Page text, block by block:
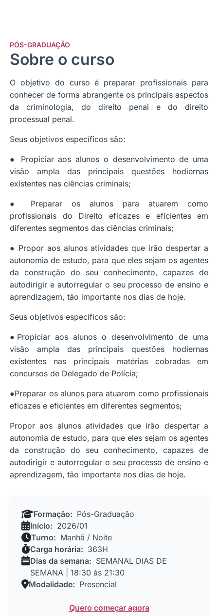
PÓS-GRADUAÇÃO
Sobre o curso
O objetivo do curso é preparar profissionais para
conhecer de forma abrangente os principais aspectos
da criminologia, do direito penal e do direito
processual penal.
Seus objetivos específicos são:
● Propiciar aos alunos o desenvolvimento de uma
visão ampla das principais questões hodiernas
existentes nas ciências criminais;
● Preparar os alunos para atuarem como
profissionais do Direito eficazes e eficientes em
diferentes segmentos das ciências criminais;
● Propor aos alunos atividades que irão despertar a
autonomia de estudo, para que eles sejam os agentes
da construção do seu conhecimento, capazes de
autodirigir e autorregular o seu processo de ensino e
aprendizagem, tão importante nos dias de hoje.
Seus objetivos específicos são:
●Propiciar aos alunos o desenvolvimento de uma
visão ampla das principais questões hodiernas
existentes nas principais matérias cobradas em
concursos de Delegado de Polícia;
●Preparar os alunos para atuarem como profissionais
eficazes e eficientes em diferentes segmentos;
Propor aos alunos atividades que irão despertar a
autonomia de estudo, para que eles sejam os agentes
da construção do seu conhecimento, capazes de
autodirigir e autorregular o seu processo de ensino e
aprendizagem, tão importante nos dias de hoje.
Formação: Pós-Graduação
Início: 2026/01
Turno: Manhã / Noite
Carga horária: 363H
Dias da semana: SEMANAL DIAS DE
SEMANA | 18:30 às 21:30
Modalidade: Presencial
Quero começar agora